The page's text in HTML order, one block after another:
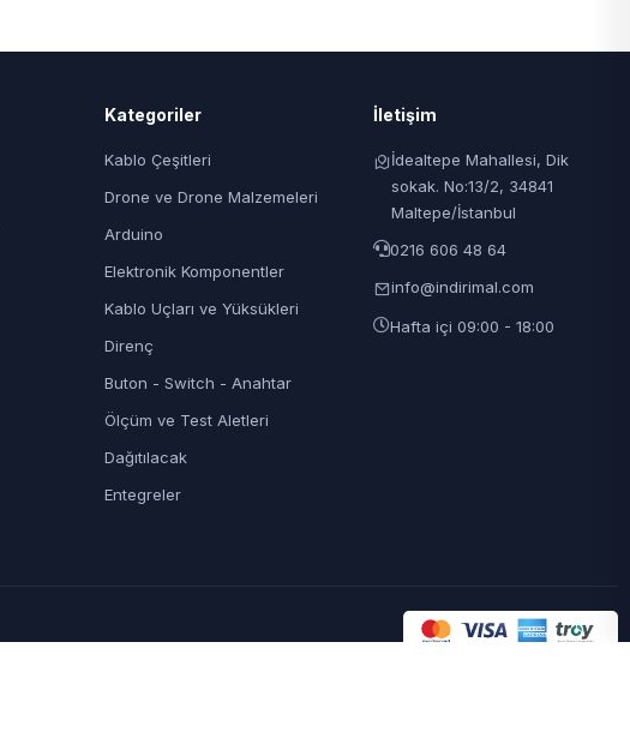
Kategoriler
Kablo Çeşitleri
Drone ve Drone Malzemeleri
Arduino
Elektronik Komponentler
Kablo Uçları ve Yüksükleri
Direnç
Buton - Switch - Anahtar
Ölçüm ve Test Aletleri
Dağıtılacak
Entegreler
İletişim
İdealtepe Mahallesi, Dik
sokak. No:13/2, 34841
Maltepe/İstanbul
0216 606 48 64
info@indirimal.com
Hafta içi 09:00 - 18:00